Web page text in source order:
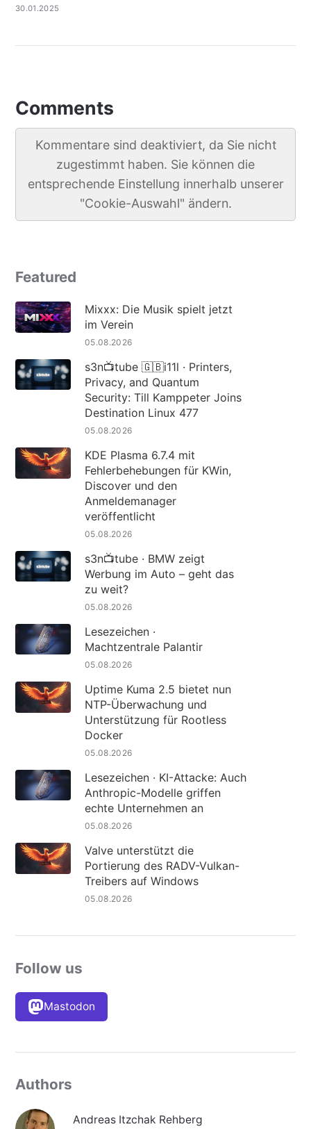
30.01.2025
Comments
Kommentare sind deaktiviert, da Sie nicht
zugestimmt haben. Sie können die
entsprechende Einstellung innerhalb unserer
"Cookie-Auswahl" ändern.
Featured
Mixxx: Die Musik spielt jetzt
im Verein
05.08.2026
s3n📺tube 🇬🇧i11l · Printers,
Privacy, and Quantum
Security: Till Kamppeter Joins
Destination Linux 477
05.08.2026
KDE Plasma 6.7.4 mit
Fehlerbehebungen für KWin,
Discover und den
Anmeldemanager
veröffentlicht
05.08.2026
s3n📺tube · BMW zeigt
Werbung im Auto – geht das
zu weit?
05.08.2026
Lesezeichen ·
Machtzentrale Palantir
05.08.2026
Uptime Kuma 2.5 bietet nun
NTP-Überwachung und
Unterstützung für Rootless
Docker
05.08.2026
Lesezeichen · KI-Attacke: Auch
Anthropic-Modelle griffen
echte Unternehmen an
05.08.2026
Valve unterstützt die
Portierung des RADV-Vulkan-
Treibers auf Windows
05.08.2026
Follow us
Mastodon
Authors
Andreas Itzchak Rehberg